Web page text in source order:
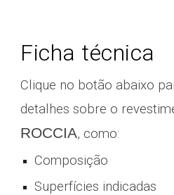
Ficha técnica
Clique no botão abaixo
detalhes sobre o
ROCCIA, como:
Composição
Superfícies indicadas